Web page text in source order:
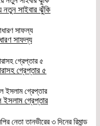
নতুন সাইবার ঝুঁকি
সাফল্য
গ্রেপ্তার ৫
ইসলাম গ্রেপ্তার